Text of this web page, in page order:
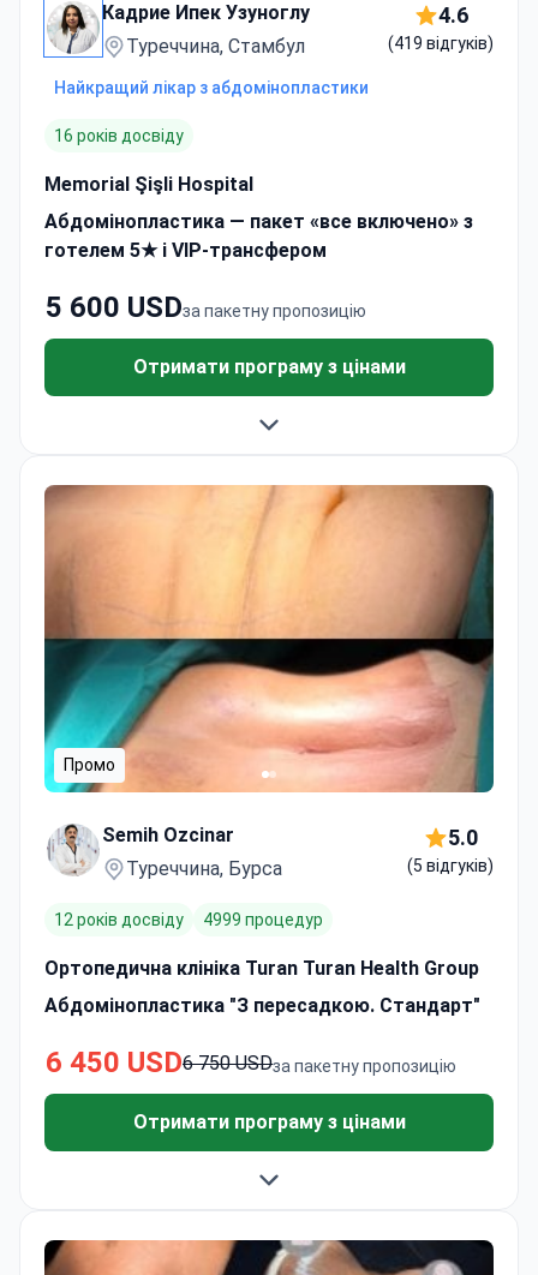
Кадрие Ипек Узуноглу
Туреччина, Стамбул
4.6
(419 відгуків)
Найкращий лікар з абдомінопластики
16 років досвіду
Memorial Şişli Hospital
Абдомінопластика — пакет «все включено» з
готелем 5★ і VIP-трансфером
за пакетну пропозицію
5 600 USD
Отримати програму з цінами
Промо
Semih Ozcinar
Туреччина, Бурса
5.0
(5 відгуків)
12 років досвіду 4999 процедур
Ортопедична клініка Turan Turan Health Group
Абдомінопластика "З пересадкою. Стандарт"
за пакетну пропозицію
6 750 USD
6 450 USD
Отримати програму з цінами